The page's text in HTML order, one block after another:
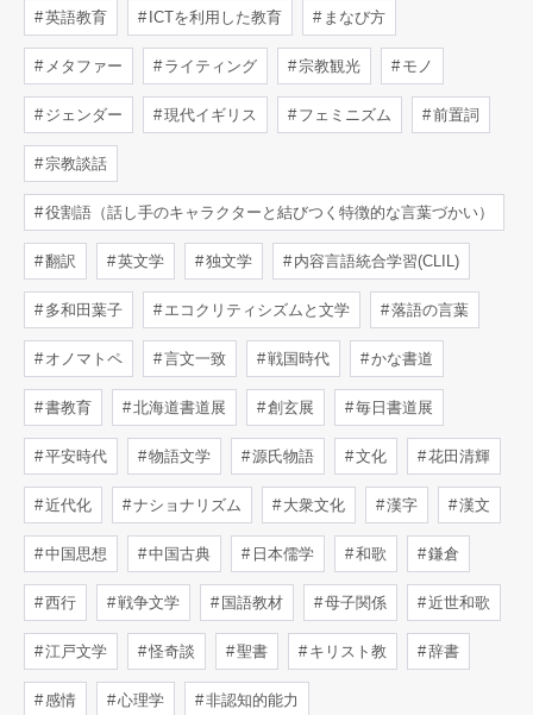
英語教育 ICTを利用した教育 まなび方
メタファー ライティング 宗教観光 モノ
ジェンダー 現代イギリス フェミニズム 前置詞
宗教談話
役割語（話し手のキャラクターと結びつく特徴的な言葉づかい）
翻訳 英文学 独文学 内容言語統合学習(CLIL)
多和田葉子 エコクリティシズムと文学 落語の言葉
オノマトペ 言文一致 戦国時代 かな書道
書教育 北海道書道展 創玄展 毎日書道展
平安時代 物語文学 源氏物語 文化 花田清輝
近代化 ナショナリズム 大衆文化 漢字 漢文
中国思想 中国古典 日本儒学 和歌 鎌倉
西行 戦争文学 国語教材 母子関係 近世和歌
江戸文学 怪奇談 聖書 キリスト教 辞書
感情 心理学 非認知的能力